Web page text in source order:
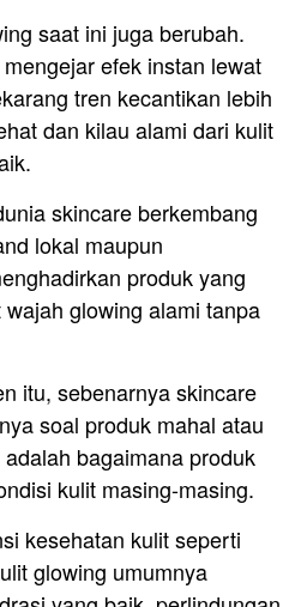
saat ini juga berubah.
efek instan lewat
tren kecantikan lebih
dan kilau alami dari kulit
skincare berkembang
lokal maupun
produk yang
glowing alami tanpa
itu, sebenarnya skincare
soal produk mahal atau
bagaimana produk
kulit masing-masing.
kesehatan kulit seperti
glowing umumnya